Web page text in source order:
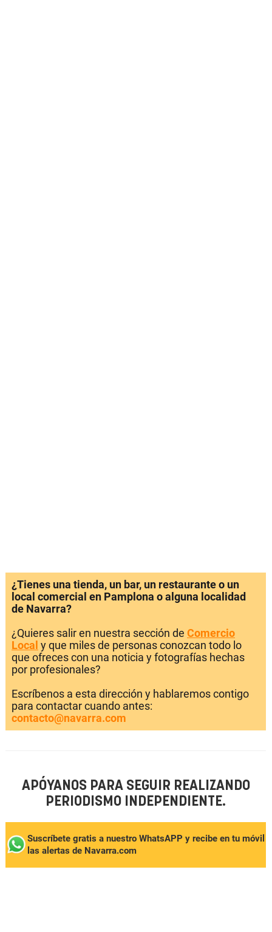
¿Tienes una tienda, un bar, un restaurante o un
local comercial en Pamplona o alguna localidad
de Navarra?
¿Quieres salir en nuestra sección de Comercio
Local y que miles de personas conozcan todo lo
que ofreces con una noticia y fotografías hechas
por profesionales?
Escríbenos a esta dirección y hablaremos contigo
para contactar cuando antes:
contacto@navarra.com
APÓYANOS PARA SEGUIR REALIZANDO
PERIODISMO INDEPENDIENTE.
Suscríbete gratis a nuestro WhatsAPP y recibe en tu móvil
las alertas de Navarra.com